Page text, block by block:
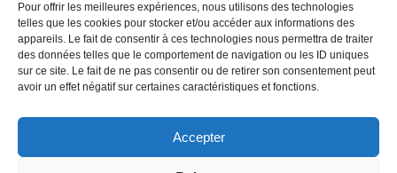
Pour offrir les meilleures expériences, nous utilisons des technologies
telles que les cookies pour stocker et/ou accéder aux informations des
appareils. Le fait de consentir à ces technologies nous permettra de traiter
des données telles que le comportement de navigation ou les ID uniques
sur ce site. Le fait de ne pas consentir ou de retirer son consentement peut
avoir un effet négatif sur certaines caractéristiques et fonctions.
Accepter
lundi et jeudi de 9h à 11h30
mardi et vendredi de 16h à 18h30